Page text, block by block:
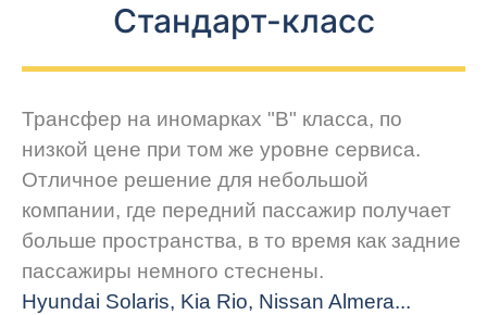
Стандарт-класс
Трансфер на иномарках "В" класса, по
низкой цене при том же уровне сервиса.
Отличное решение для небольшой
компании, где передний пассажир получает
больше пространства, в то время как задние
пассажиры немного стеснены.
Hyundai Solaris, Kia Rio, Nissan Almera...